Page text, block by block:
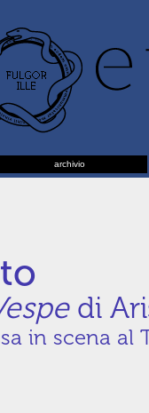
archivio
di
in scena al